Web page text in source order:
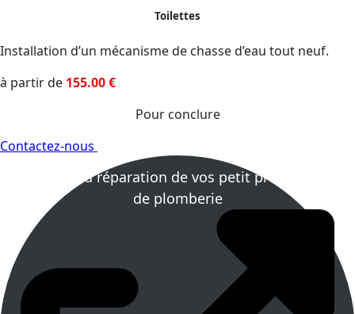
Toilettes
Installation d’un mécanisme de chasse d’eau tout neuf.
à partir de 155.00€
Pour conclure
Contactez-nous
En bref la réparation de vos petit problèmes
de plomberie